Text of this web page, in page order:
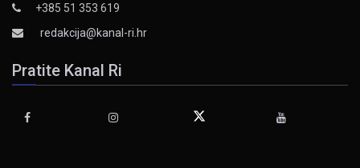
+385 51 353 619
redakcija@kanal-ri.hr
Pratite Kanal Ri